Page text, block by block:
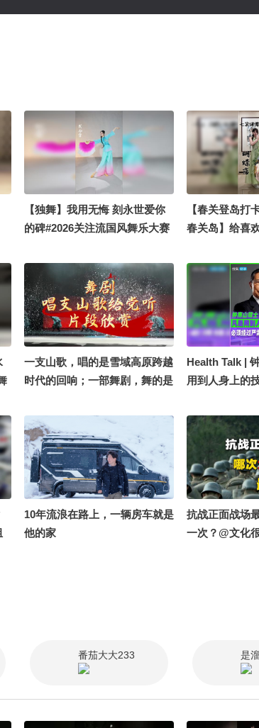
【独舞】我用无悔 刻永世爱你
的碑#2026关注流国风舞乐大赛
硬控了
【春关登岛打
春关岛】给喜
候真的幸福晕
视频关注流大
一支山歌，唱的是雪域高原跨越
时代的回响；一部舞剧，舞的是
给党听》以真挚的情感、凝练的
舞蹈语言，将历史化作可感可触
的舞台叙事，在光影与律动之
间，见证岁月巨变，也让人读懂
今日幸福生活的来之不易。
#2026关注流舞蹈大赛 #千里文
化行
Health Talk |
用到人身上的
10年流浪在路上，一辆房车就是
他的家
抗战正面战场
一次？@文化
番茄大大233 是